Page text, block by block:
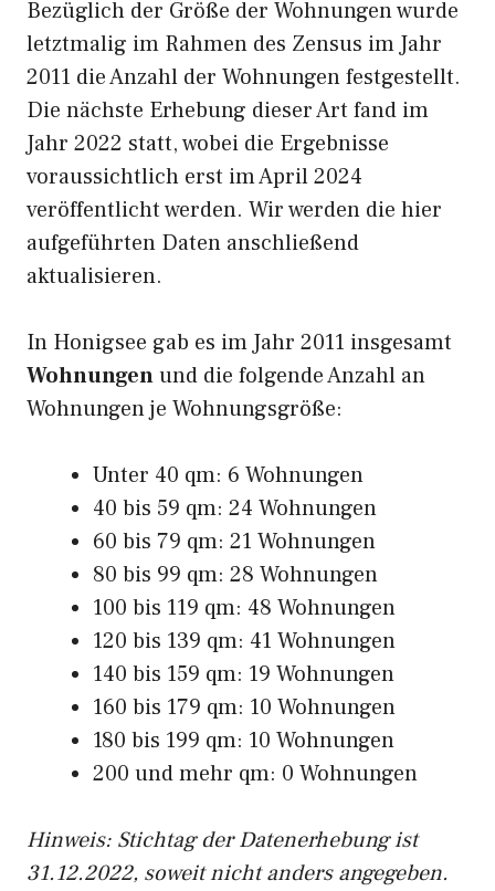
Bezüglich der Größe der Wohnungen wurde
letztmalig im Rahmen des Zensus im Jahr
2011 die Anzahl der Wohnungen festgestellt.
Die nächste Erhebung dieser Art fand im
Jahr 2022 statt, wobei die Ergebnisse
voraussichtlich erst im April 2024
veröffentlicht werden. Wir werden die hier
aufgeführten Daten anschließend
aktualisieren.
In Honigsee gab es im Jahr 2011 insgesamt
Wohnungenund die folgende Anzahl an
Wohnungen je Wohnungsgröße:
Unter 40 qm: 6 Wohnungen
40 bis 59 qm: 24 Wohnungen
60 bis 79 qm: 21 Wohnungen
80 bis 99 qm: 28 Wohnungen
100 bis 119 qm: 48 Wohnungen
120 bis 139 qm: 41 Wohnungen
140 bis 159 qm: 19 Wohnungen
160 bis 179 qm: 10 Wohnungen
180 bis 199 qm: 10 Wohnungen
200 und mehr qm: 0 Wohnungen
Hinweis: Stichtag der Datenerhebung ist
31.12.2022, soweit nicht anders angegeben.